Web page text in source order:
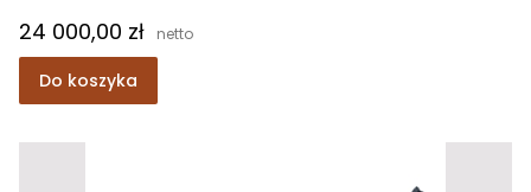
Cena
24 000,00 zł
Do koszyka